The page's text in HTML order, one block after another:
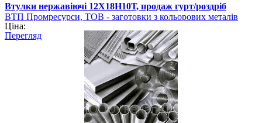
Втулки нержавіючі 12Х18Н10Т, продаж гурт/роздріб
ВТП Промресурси, ТОВ - заготовки з кольорових металів
Ціна:
Перегляд